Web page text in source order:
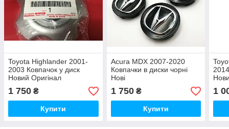
Toyota Highlander 2001-
2003 Ковпачок у диск
Новий Оригінал
1 750 ₴
Купити
Acura MDX 2007-2020
Ковпачки в диски чорні
Нові
1 750₴
Купити
1